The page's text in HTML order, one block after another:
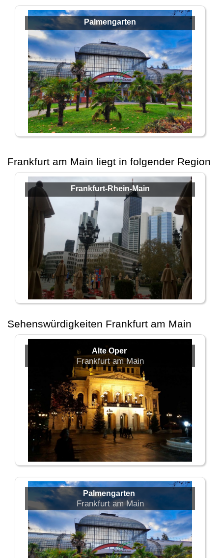
Palmengarten
Frankfurt am Main liegt in folgender Region
Frankfurt-Rhein-Main
Sehenswürdigkeiten Frankfurt am Main
Alte Oper
Frankfurt am Main
Palmengarten
Frankfurt am Main